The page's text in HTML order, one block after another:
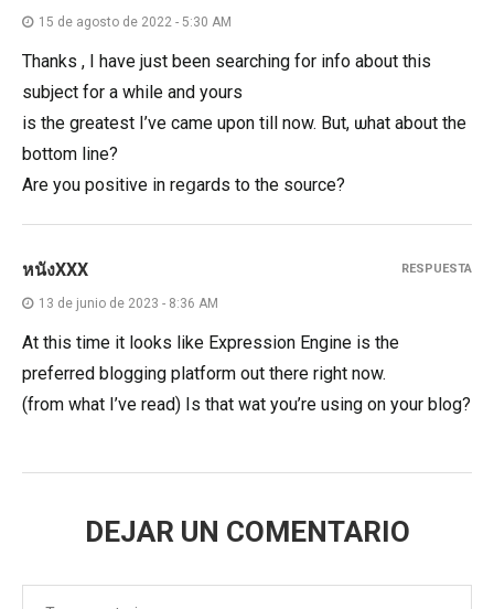
15 de agosto de 2022 - 5:30 AM
Thаnks , I have just been searching for info about this
subject for a while and yours
is the greatest I’ve came upon till now. But, ѡhat about the
bottom line?
Are you positive in reցards to the source?
หนังXXX
13 de junio de 2023 - 8:36 AM
At thіs time it looks like Expression Engine is the
preferred blogging platform out therе right now.
(from what I’ve read) Is that wһat you’re using on your blog?
RESPUESTA
DEJAR UN COMENTARIO